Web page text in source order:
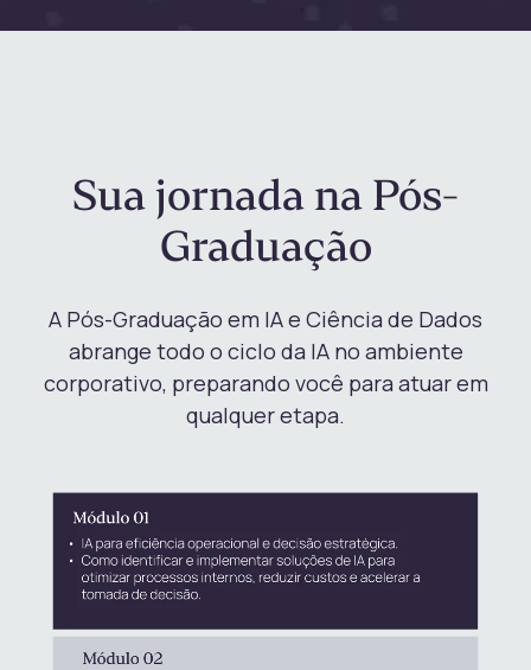
Sua jornada na Pós-
Graduação
A Pós-Graduação em IA e Ciência de Dados
abrange todo o ciclo da IA no ambiente
corporativo, preparando você para atuar em
qualquer etapa.